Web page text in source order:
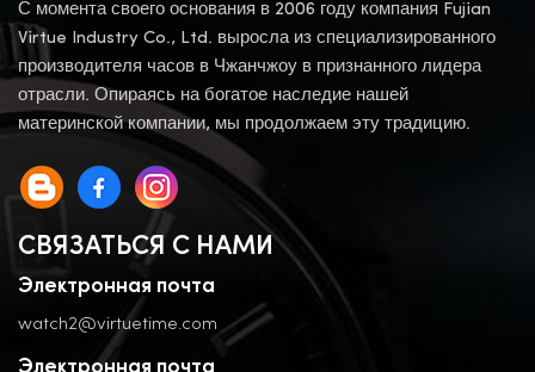
С момента своего основания в 2006 году компания Fujian
Virtue Industry Co., Ltd. выросла из специализированного
производителя часов в Чжанчжоу в признанного лидера
отрасли. Опираясь на богатое наследие нашей
материнской компании, мы продолжаем эту традицию.
СВЯЗАТЬСЯ С НАМИ
Электронная почта
watch2@virtuetime.com